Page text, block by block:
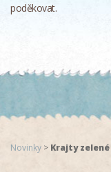
poděkovat.
Novinky > Krajty